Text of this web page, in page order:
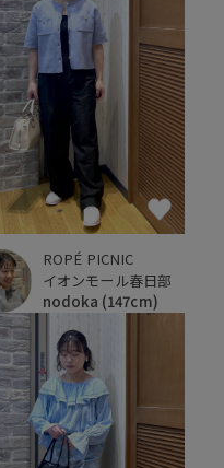
ROPÉ PICNIC
イオンモール春日部
nodoka (147cm)